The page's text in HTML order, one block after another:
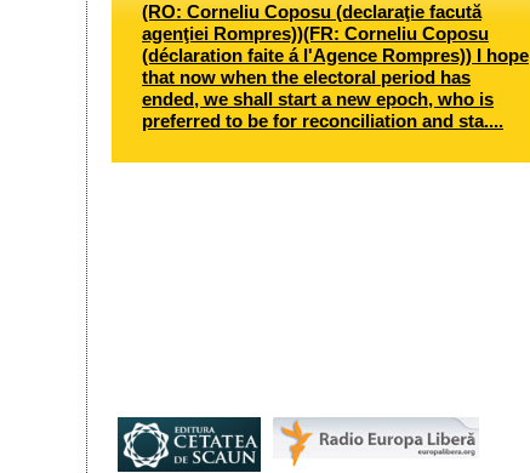
(RO: Corneliu Coposu (declaraţie facută
agenţiei Rompres))(FR: Corneliu Coposu
(déclaration faite á l'Agence Rompres)) I hope
that now when the electoral period has
ended, we shall start a new epoch, who is
preferred to be for reconciliation and sta....